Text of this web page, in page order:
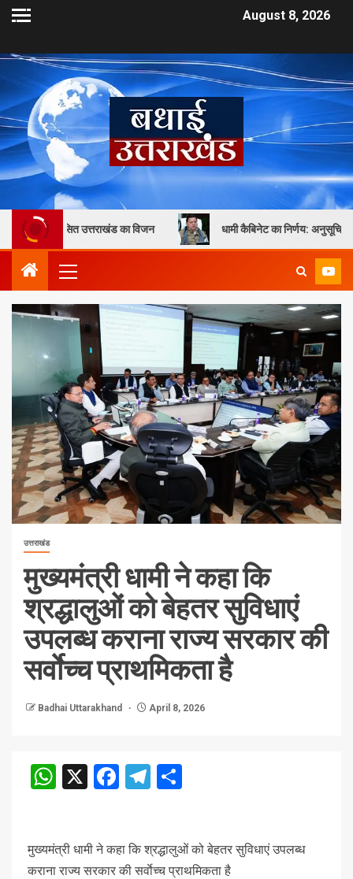
August 8, 2026
उत्तराखंड का विजन धामी कैबिनेट का निर्णय: अनुसूचित जाति एवं जनजाति
उत्तराखंड
मुख्यमंत्री धामी ने कहा कि
श्रद्धालुओं को बेहतर सुविधाएं
उपलब्ध कराना राज्य सरकार की
सर्वाेच्च प्राथमिकता है
Badhai Uttarakhand April 8, 2026
WhatsApp
X Facebook
Telegram
मुख्यमंत्री धामी ने कहा कि श्रद्धालुओं को बेहतर सुविधाएं उपलब्ध
कराना राज्य सरकार की सर्वाेच्च प्राथमिकता है